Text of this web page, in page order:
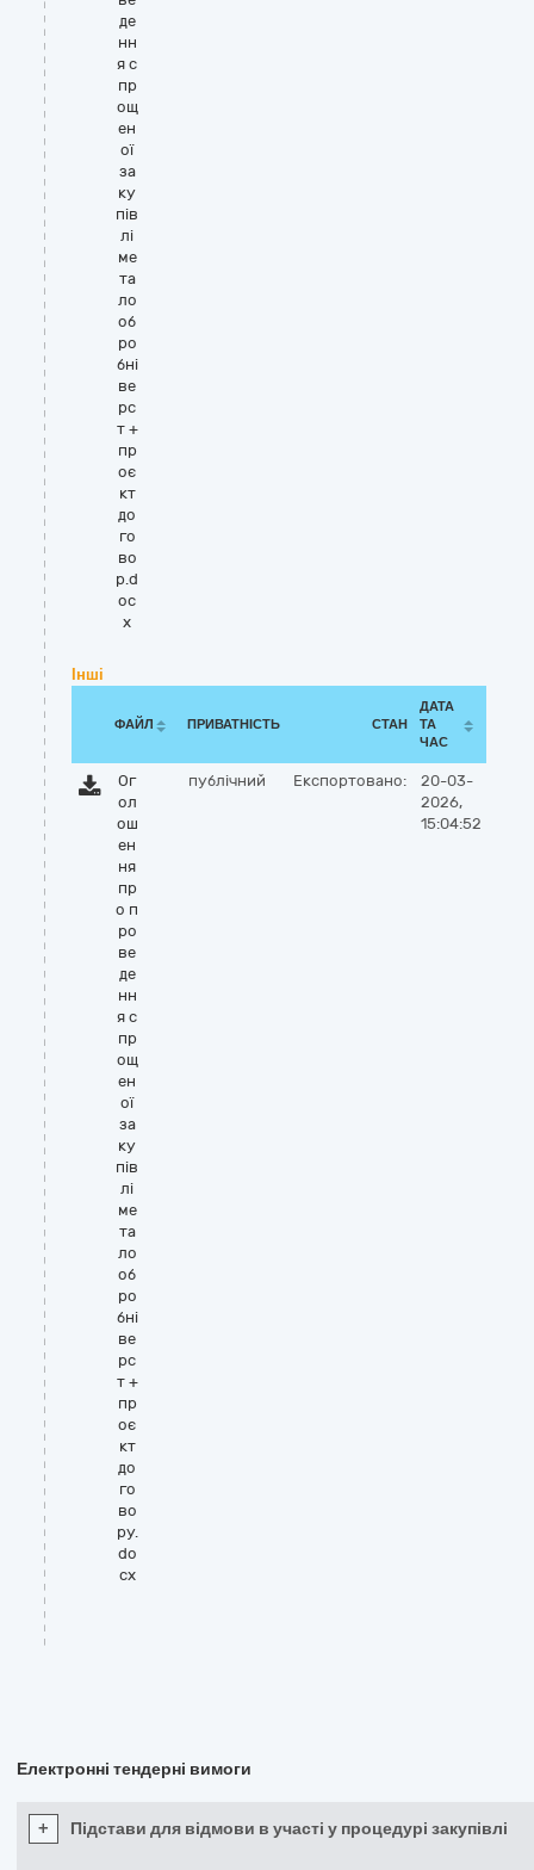
де
нн
я с
пр
ощ
ен
ої
за
ку
пів
лі
ме
та
ло
об
ро
бні
ве
рс
т +
пр
оє
кт
до
го
во
р.d
oc
x
Інші
ФАЙЛ ПРИВАТНІСТЬ СТАН
ДАТА
ТА
ЧАС
Ог
ол
ош
ен
ня
пр
о п
ро
ве
де
нн
я с
пр
ощ
ен
ої
за
ку
пів
лі
ме
та
ло
об
ро
бні
ве
рс
т +
пр
оє
кт
до
го
во
ру.
do
cx
публічний Експортовано:
20-03-
2026,
15:04:52
Електронні тендерні вимоги
+ Підстави для відмови в участі у процедурі закупівлі